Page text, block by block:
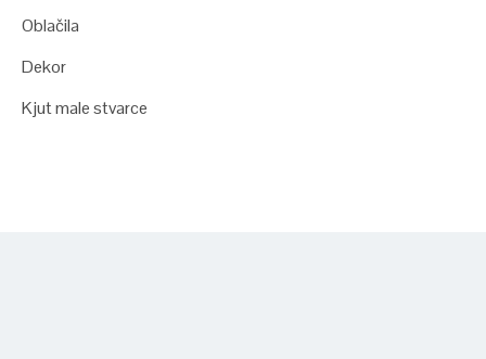
Oblačila
Dekor
Kjut male stvarce